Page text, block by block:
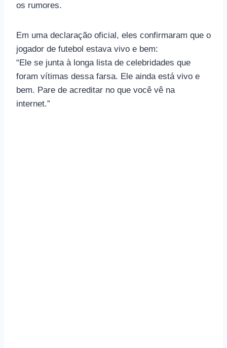
os rumores.
Em uma declaração oficial, eles confirmaram que o
jogador de futebol estava vivo e bem:
“Ele se junta à longa lista de celebridades que
foram vítimas dessa farsa. Ele ainda está vivo e
bem. Pare de acreditar no que você vê na
internet.”